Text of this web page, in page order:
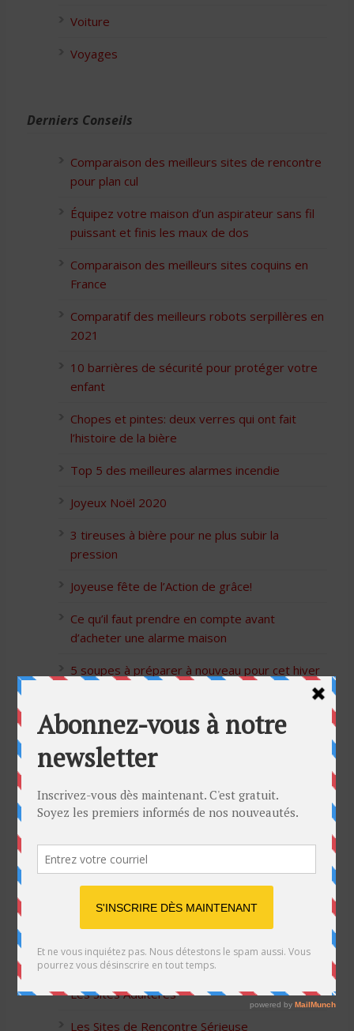
Voiture
Voyages
Derniers Conseils
Comparaison des meilleurs sites de rencontre
pour plan cul
Équipez votre maison d’un aspirateur sans fil
puissant et finis les maux de dos
Comparaison des meilleurs sites coquins en
France
Comparatif des meilleurs robots serpillères en
2021
10 barrières de sécurité pour protéger votre
enfant
Chopes et pintes: deux verres qui ont fait
l’histoire de la bière
Top 5 des meilleures alarmes incendie
Joyeux Noël 2020
3 tireuses à bière pour ne plus subir la
pression
Joyeuse fête de l’Action de grâce!
Ce qu’il faut prendre en compte avant
d’acheter une alarme maison
5 soupes à préparer à nouveau pour cet hiver
5 idées cadeaux Moulinex pour votre mère
pour l’Action de Grâce
Blague de café: Une femme infidèle trompe
son mari
Listes des Sites de Rencontre
Les Sites Libertins
Les Apps pour les Couples Échangistes
Les Sites Adultères
Les Sites de Rencontre Sérieuse